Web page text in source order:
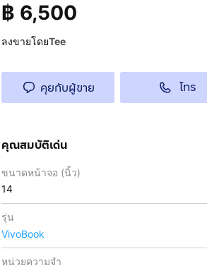
฿ 6,500
ลงขายโดยTee
คุยกับผู้ขาย โทร
คุณสมบัติเด่น
ขนาดหน้าจอ (นิ้ว)
14
รุ่น
VivoBook
หน่วยความจำ